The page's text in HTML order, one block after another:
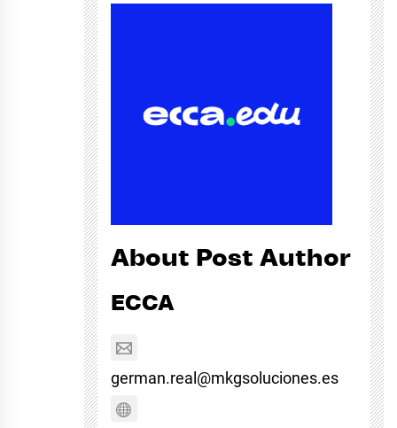
About Post Author
ECCA
german.real@mkgsoluciones.es